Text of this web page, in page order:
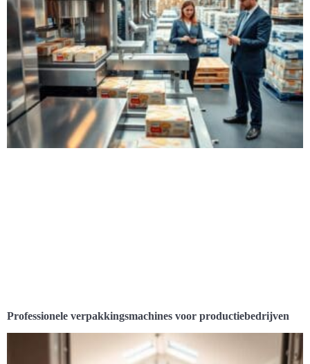
Professionele verpakkingsmachines voor productiebedrijven